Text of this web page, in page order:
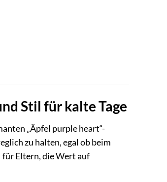
Stil für kalte Tage
„Äpfel purple heart“-
zu halten, egal ob beim
für Eltern, die Wert auf